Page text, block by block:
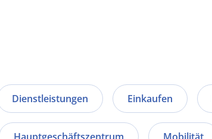
Dienstleistungen Einkaufen